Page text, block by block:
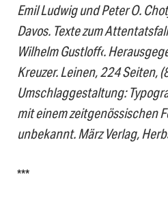
Emil Ludwig und Peter O.
Davos. Texte zum
Wilhelm Gustloff‹.
Kreuzer. Leinen, 224 Seiten,
Umschlaggestaltung:
mit einem zeitgenössischen
unbekannt. März Verlag,
***